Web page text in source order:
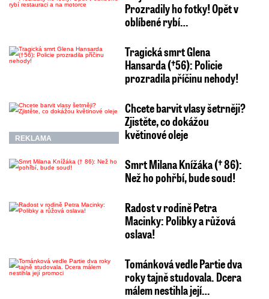
Prozradily ho fotky! Opět v
oblíbené rybí…
Tragická smrt Glena
Hansarda (†56): Policie
prozradila příčinu nehody!
REKLAMA
Chcete barvit vlasy šetrněji?
Zjistěte, co dokážou
květinové oleje
Smrt Milana Knížáka († 86):
Než ho pohřbí, bude soud!
Radost v rodině Petra
Macinky: Polibky a růžová
oslava!
Tománková vedle Partie dva
roky tajně studovala. Dcera
málem nestihla její…